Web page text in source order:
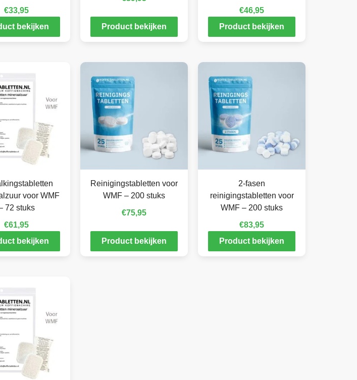
€33,95
bekijken
Product bekijken
€46,95
Product bekijken
voor WMF
72 stuks
€61,95
bekijken
Reinigingstabletten voor
WMF – 200 stuks
€75,95
Product bekijken
2-fasen
reinigingstabletten voor
WMF – 200 stuks
€83,95
Product bekijken